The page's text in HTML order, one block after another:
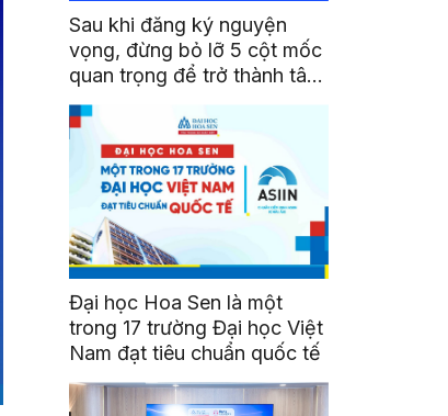
Sau khi đăng ký nguyện
vọng, đừng bỏ lỡ 5 cột mốc
quan trọng để trở thành tân
sinh viên HSU
Đại học Hoa Sen là một
trong 17 trường Đại học Việt
Nam đạt tiêu chuẩn quốc tế